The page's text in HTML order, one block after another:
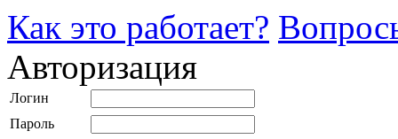
Как это работает?
Авторизация
Логин
Пароль